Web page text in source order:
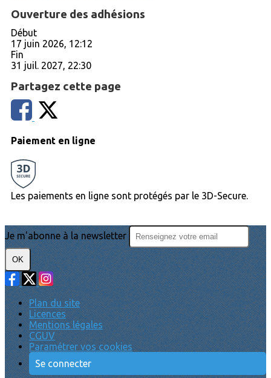
Ouverture des adhésions
Début
17 juin 2026, 12:12
Fin
31 juil. 2027, 22:30
Partagez cette page
Paiement en ligne
Les paiements en ligne sont protégés par le 3D-Secure.
Je m'abonne à la newsletter
OK
Plan du site
Licences
Mentions légales
CGUV
Paramétrer vos cookies
Se connecter